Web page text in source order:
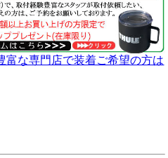
富な専門店で装着ご希望の方は